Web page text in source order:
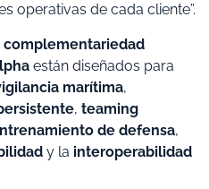
operativas de cada cliente”.
complementariedad
están diseñados para
marítima,
, teaming
de defensa,
y la interoperabilidad